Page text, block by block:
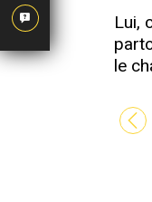
Lui,
le